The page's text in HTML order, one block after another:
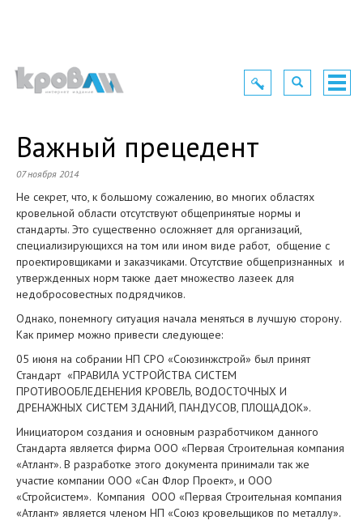
Toggle
navigation
Toggle
navigation
Важный прецедент
07 ноября 2014
Не секрет, что, к большому сожалению, во многих областях
кровельной области отсутствуют общепринятые нормы и
стандарты. Это существенно осложняет для организаций,
специализирующихся на том или ином виде работ, общение с
проектировщиками и заказчиками. Отсутствие общепризнанных и
утвержденных норм также дает множество лазеек для
недобросовестных подрядчиков.
Однако, понемногу ситуация начала меняться в лучшую сторону.
Как пример можно привести следующее:
05 июня на собрании НП СРО «Союзинжстрой» был принят
Стандарт «ПРАВИЛА УСТРОЙСТВА СИСТЕМ
ПРОТИВООБЛЕДЕНЕНИЯ КРОВЕЛЬ, ВОДОСТОЧНЫХ И
ДРЕНАЖНЫХ СИСТЕМ ЗДАНИЙ, ПАНДУСОВ, ПЛОЩАДОК».
Инициатором создания и основным разработчиком данного
Стандарта является фирма ООО «Первая Строительная компания
«Атлант». В разработке этого документа принимали так же
участие компании ООО «Сан Флор Проект», и ООО
«Стройсистем». Компания ООО «Первая Строительная компания
«Атлант» является членом НП «Союз кровельщиков по металлу».